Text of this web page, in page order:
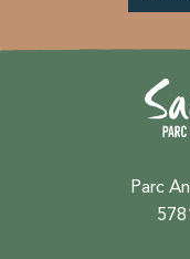
Parc